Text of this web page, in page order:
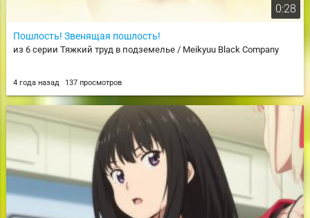
0:28
Пошлость! Звенящая пошлость!
из 6 серии Тяжкий труд в подземелье / Meikyuu Black Company
4 года назад 137 просмотров